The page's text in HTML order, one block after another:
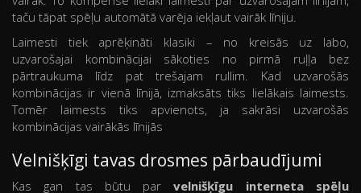
taču tāpat spēļu automātā varēja iekļaut vairāk līniju.
Laimesti tiek aprēķināti klasiki – no kreisās uz labo,
uzvarošajai kombinācijai sākoties no pirmā ruļļa bez
pārtraukuma līdz pat trešajam rullim. Kad uzvarošās
kombinācijas ir vienā līnijā, izmaksāts tiks lielākais laimests.
Tomēr laimests tiks apvienots, ja sakrāsi uzvarošās
kombinācijas vairākās līnijās
Velnišķīgi tavas drosmes pārbaudījumi
Kas gan tas būtu parvelnišķīgu interneta spēļu